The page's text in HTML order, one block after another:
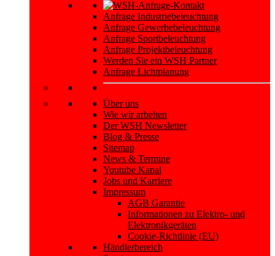
Anfrage Industriebeleuchtung
Anfrage Gewerbebeleuchtung
Anfrage Sportbeleuchtung
Anfrage Projektbeleuchtung
Werden Sie ein WSH Partner
Anfrage Lichtplanung
Über uns
Wie wir arbeiten
Der WSH Newsletter
Blog & Presse
Sitemap
News & Termine
Youtube Kanal
Jobs und Karriere
Impressum
AGB Garantie
Informationen zu Elektro- und
Elektronikgeräten
Cookie-Richtlinie (EU)
Händlerbereich